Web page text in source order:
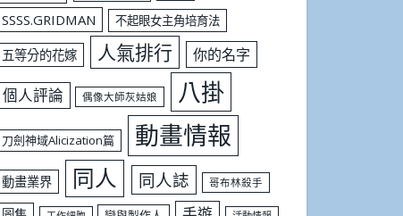
SSSS.GRIDMAN 不起眼女主角培育法
五等分的花嫁 人氣排行 你的名字
個人評論 偶像大師灰姑娘 八掛
刀劍神域Alicization篇 動畫情報
動畫業界 同人 同人誌 哥布林殺手